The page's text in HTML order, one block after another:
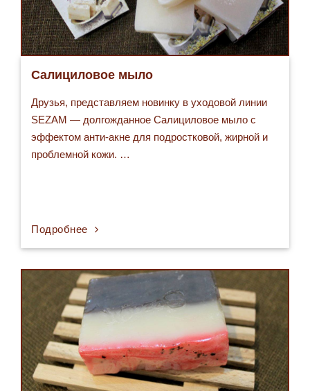
Салициловое мыло
Друзья, представляем новинку в уходовой линии
SEZAM — долгожданное Салициловое мыло с
эффектом анти-акне для подростковой, жирной и
проблемной кожи. …
Подробнее